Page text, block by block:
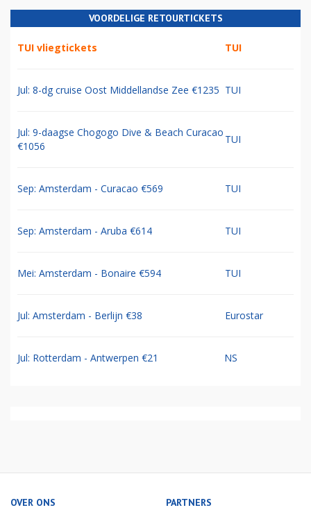
VOORDELIGE RETOURTICKETS
TUI vliegtickets TUI
Jul: 8-dg cruise Oost Middellandse Zee €1235 TUI
Jul: 9-daagse Chogogo Dive & Beach Curacao
€1056
TUI
Sep: Amsterdam - Curacao €569 TUI
Sep: Amsterdam - Aruba €614 TUI
Mei: Amsterdam - Bonaire €594 TUI
Jul: Amsterdam - Berlijn €38 Eurostar
Jul: Rotterdam - Antwerpen €21 NS
OVER ONS PARTNERS